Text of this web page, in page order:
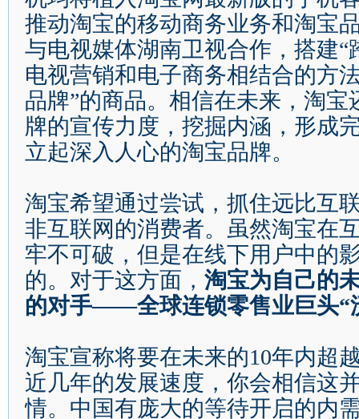
推动淘宝的移动商务业务和淘宝
与电视媒体湖南卫视合作，搭建“
电视营销和电子商务相结合的方
品牌”的商品。相信在未来，淘宝
牌的宣传力度，挖掘内涵，形成
立起深入人心的淘宝品牌。
淘宝希望通过尝试，抓住远比互
非互联网的消费者。虽然淘宝在
牢不可破，但是在线下用户中的
的。对于这方面， 淘宝为自己的
的对手——全球连锁零售业巨头“
淘宝宣称将要在未来的10年内超
近几年的发展速度，你会相信这
情。中国有庞大的等待开启的内